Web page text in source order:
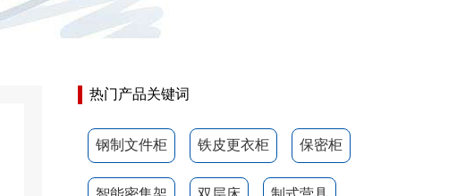
热门产品关键词
钢制文件柜 铁皮更衣柜 保密柜